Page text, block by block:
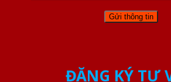
ĐĂNG KÝ TƯ